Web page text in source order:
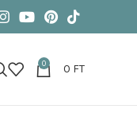
0 0 FT